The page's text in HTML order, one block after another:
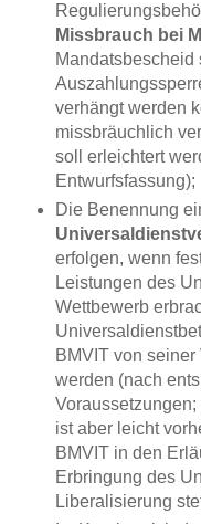
Missbrauch bei
verhängt werden
missbräuchlich
soll erleichtert
Entwurfsfassung);
Die Benennung
erfolgen, wenn
Leistungen des
Wettbewerb
BMVIT von
werden (nach
ist aber leicht
BMVIT in den
Erbringung des
Liberalisierung